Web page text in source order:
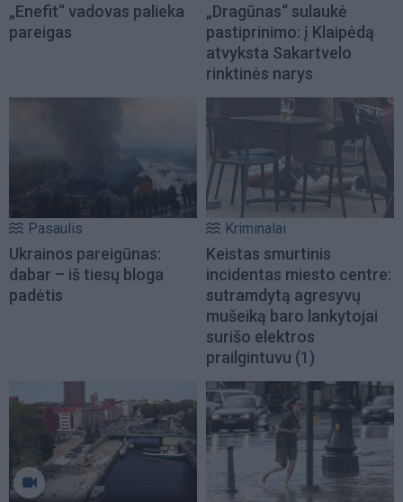
„Enefit“ vadovas palieka
pareigas
„Dragūnas“ sulaukė
pastiprinimo: į Klaipėdą
atvyksta Sakartvelo
rinktinės narys
Pasaulis
Ukrainos pareigūnas:
dabar – iš tiesų bloga
padėtis
Kriminalai
Keistas smurtinis
incidentas miesto centre:
sutramdytą agresyvų
mušeiką baro lankytojai
surišo elektros
prailgintuvu (1)